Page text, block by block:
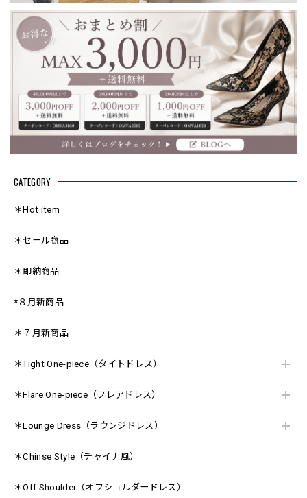
CATEGORY
＊Hot item
＊セール商品
＊即納商品
*８月新商品
＊７月新商品
＊Tight One-piece（タイトドレス）
＊Flare One-piece（フレアドレス）
＊Lounge Dress（ラウンジドレス）
＊Chinse Style（チャイナ風）
＊Off Shoulder（オフショルダードレス）